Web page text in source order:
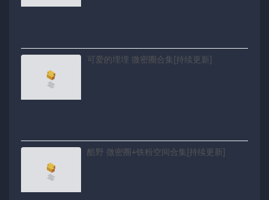
可爱的埋埋 微密圈合集[持续更新]
酷野 微密圈+铁粉空间合集[持续更新]